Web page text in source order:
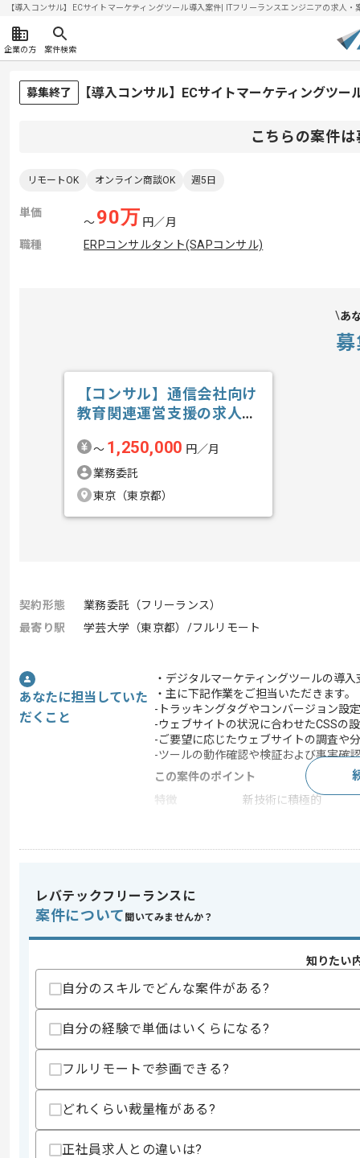
【導入コンサル】ECサイトマーケティングツール導入案件| ITフリーランスエンジニアの求人
企業の方 案件検索
募集終了 【導入コンサル】ECサイトマーケティングツ
こちらの案件
リモートOK オンライン商談OK 週5日
単価
〜90万 円／月
職種
ERPコンサルタント(SAPコンサル)
あ
【コンサル】通信会社向け
教育関連運営支援の求人・
〜 1,250,000 円／月
業務委託
東京（東京都）
契約形態
業務委託（フリーランス）
最寄り駅
学芸大学（東京都）/フルリモート
あなたに担当していた
だくこと
・デジタルマーケティングツールの導
・主に下記作業をご担当いただきます。
-トラッキングタグやコンバージョン設
-ウェブサイトの状況に合わせたCSSの
-ご要望に応じたウェブサイトの調査や
-ツールの動作確認や検証および事実確
この案件のポイント
特徴
新技術に積極的
・Webサイトの仕組みに関する知見
・要件定義等上流のご経験
歓迎スキル
スキルに不安がある方へ
上記に似た経験やスキルをお持ちであれば申
募集人数
作業開始日
2026/06/01
レバテックフリーランスに
案件について 聞いてみませんか？
知りたい
自分のスキルでどんな案件がある?
自分の経験で単価はいくらになる?
フルリモートで参画できる?
どれくらい裁量権がある?
正社員求人との違いは?